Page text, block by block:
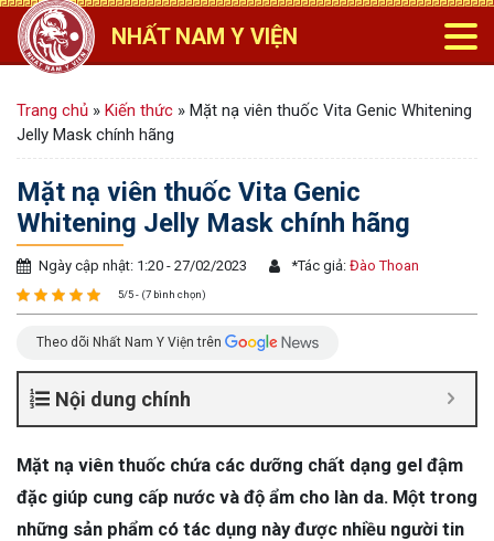
NHẤT NAM Y VIỆN
Trang chủ » Kiến thức » Mặt nạ viên thuốc Vita Genic Whitening
Jelly Mask chính hãng
Mặt nạ viên thuốc Vita Genic
Whitening Jelly Mask chính hãng
Ngày cập nhật: 1:20 - 27/02/2023 *Tác giả: Đào Thoan
5/5 - (7 bình chọn)
Theo dõi Nhất Nam Y Viện trên
Nội dung chính
Mặt nạ viên thuốc chứa các dưỡng chất dạng gel đậm
đặc giúp cung cấp nước và độ ẩm cho làn da. Một trong
những sản phẩm có tác dụng này được nhiều người tin